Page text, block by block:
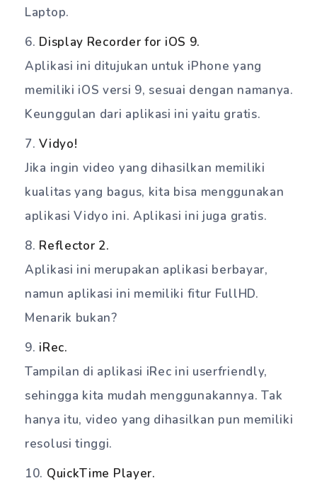
Laptop.
Display Recorder for iOS 9.
Aplikasi ini ditujukan untuk iPhone yang
memiliki iOS versi 9, sesuai dengan namanya.
Keunggulan dari aplikasi ini yaitu gratis.
Vidyo!
Jika ingin video yang dihasilkan memiliki
kualitas yang bagus, kita bisa menggunakan
aplikasi Vidyo ini. Aplikasi ini juga gratis.
Reflector 2.
Aplikasi ini merupakan aplikasi berbayar,
namun aplikasi ini memiliki fitur FullHD.
Menarik bukan?
iRec.
Tampilan di aplikasi iRec ini userfriendly,
sehingga kita mudah menggunakannya. Tak
hanya itu, video yang dihasilkan pun memiliki
resolusi tinggi.
QuickTime Player.